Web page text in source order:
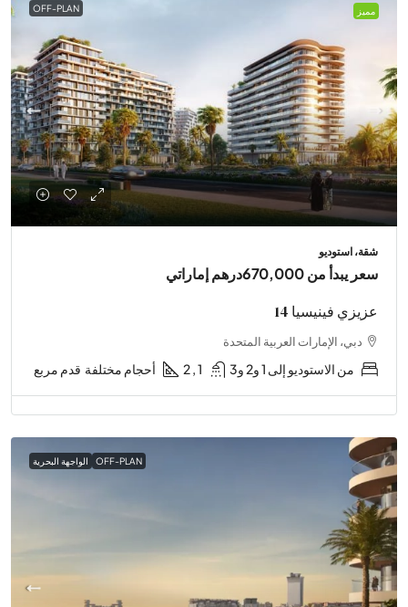
مميز OFF-PLAN
شقة، استوديو
سعر يبدأ من670,000درهم إماراتي
عزيزي فينيسيا 14
دبي، الإمارات العربية المتحدة
من الاستوديو إلى 1 و2 و3 1 , 2 أحجام مختلفة قدم مربع
OFF-PLAN الواجهة البحرية